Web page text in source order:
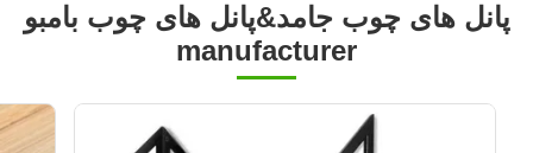
پانل های چوب جامد&پانل های چوب بامبو
manufacturer